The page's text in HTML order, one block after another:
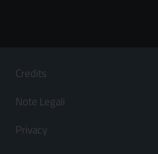
Footer
Menù
orizzontale
Credits
Note Legali
Privacy